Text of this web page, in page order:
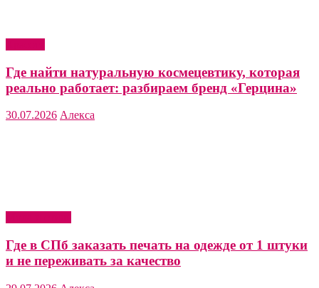
Где найти натуральную космецевтику, которая
реально работает: разбираем бренд «Герцина»
30.07.2026 Алекса
Где в СПб заказать печать на одежде от 1 штуки
и не переживать за качество